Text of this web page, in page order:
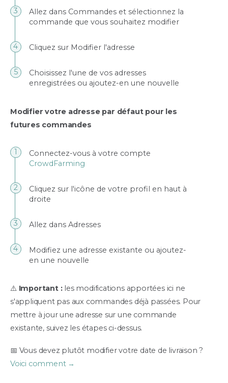
Allez dans Commandes et sélectionnez la
commande que vous souhaitez modifier
Cliquez sur Modifier l'adresse
Choisissez l'une de vos adresses
enregistrées ou ajoutez-en une nouvelle
Modifier votre adresse par défaut pour les
futures commandes
Connectez-vous à votre compte
CrowdFarming
Cliquez sur l'icône de votre profil en haut à
droite
Allez dans Adresses
Modifiez une adresse existante ou ajoutez-
en une nouvelle
⚠️ Important :les modifications apportées ici ne
s'appliquent pas aux commandes déjà passées. Pour
mettre à jour une adresse sur une commande
existante, suivez les étapes ci-dessus.
📅 Vous devez plutôt modifier votre date de livraison ?
Voici comment →